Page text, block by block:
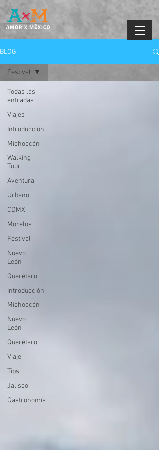
BLOG
Todas las
entradas
Viajes
Introducción
Michoacán
Walking
Tour
Aventura
Urbano
CDMX
Morelos
Festival
Nuevo
León
Querétaro
Introducción
Michoacán
Nuevo
León
Querétaro
Viaje
Tips
Jalisco
Gastronomía
Festival